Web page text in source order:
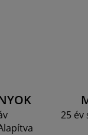
25 év